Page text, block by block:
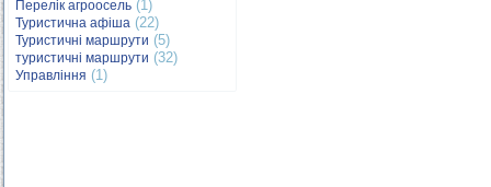
Перелік агроосель (1)
Туристична афіша (22)
Туристичні маршрути (5)
туристичні маршрути (32)
Управління (1)